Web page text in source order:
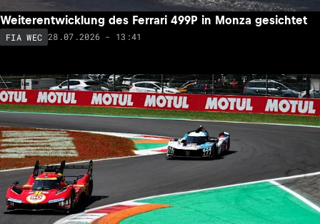
Weiterentwicklung des Ferrari 499P in Monza gesichtet
FIA WEC 28.07.2026 - 13:41